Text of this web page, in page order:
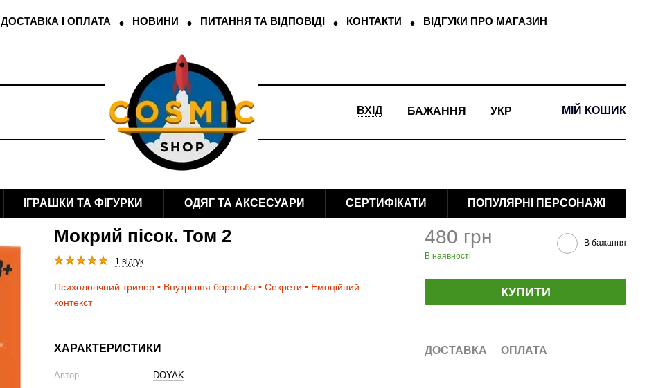
ДОСТАВКА І ОПЛАТА НОВИНИ ПИТАННЯ ТА ВІДПОВІДІ КОНТАКТИ ВІДГУКИ ПРО МАГАЗИН
ВХІД БАЖАННЯ УКР МІЙ КОШИК
ІГРАШКИ ТА ФІГУРКИ ОДЯГ ТА АКСЕСУАРИ СЕРТИФІКАТИ ПОПУЛЯРНІ ПЕРСОНАЖІ
Мокрий пісок. Том 2
1 відгук
Психологічний трилер • Внутрішня боротьба • Секрети • Емоційний
контекст
ХАРАКТЕРИСТИКИ
Автор
DOYAK
480 грн
В наявності
В бажання
КУПИТИ
ДОСТАВКА ОПЛАТА